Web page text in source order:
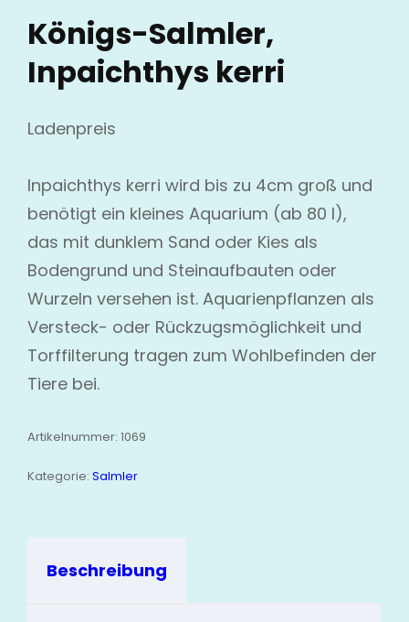
Königs-Salmler,
Inpaichthys kerri
Ladenpreis
Inpaichthys kerri wird bis zu 4cm groß und
benötigt ein kleines Aquarium (ab 80 l),
das mit dunklem Sand oder Kies als
Bodengrund und Steinaufbauten oder
Wurzeln versehen ist. Aquarienpflanzen als
Versteck- oder Rückzugsmöglichkeit und
Torffilterung tragen zum Wohlbefinden der
Tiere bei.
Artikelnummer: 1069
Kategorie: Salmler
Beschreibung